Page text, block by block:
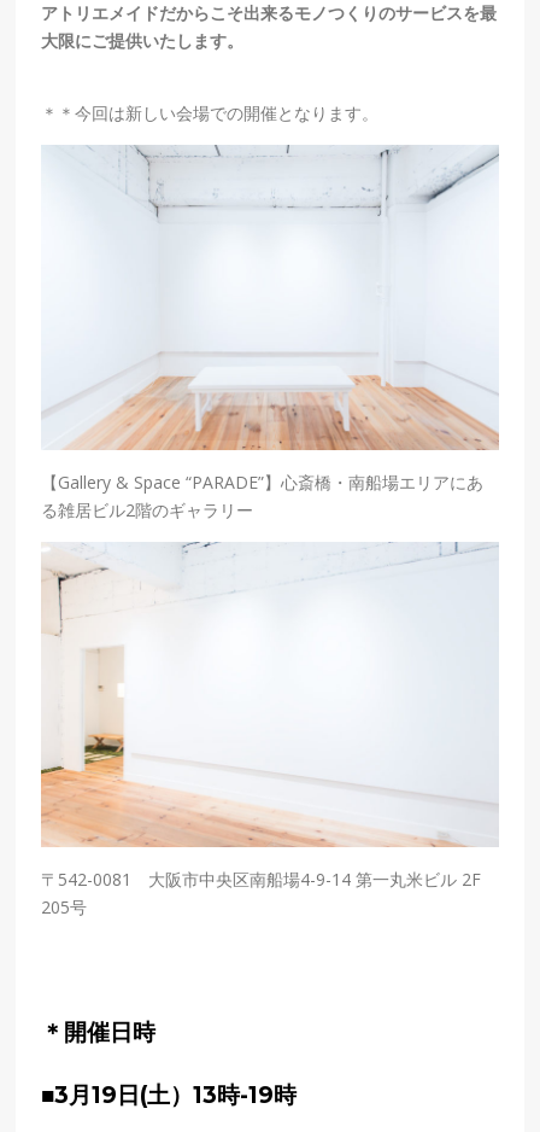
アトリエメイドだからこそ出来るモノつくりのサービスを最
大限にご提供いたします。
＊＊今回は新しい会場での開催となります。
【Gallery & Space “PARADE”】心斎橋・南船場エリアにあ
る雑居ビル2階のギャラリー
〒542-0081 大阪市中央区南船場4-9-14 第一丸米ビル 2F
205号
＊開催日時
■3月19日(土）13時-19時